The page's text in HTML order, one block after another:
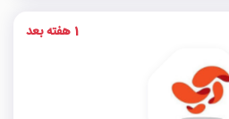
1 هفته بعد